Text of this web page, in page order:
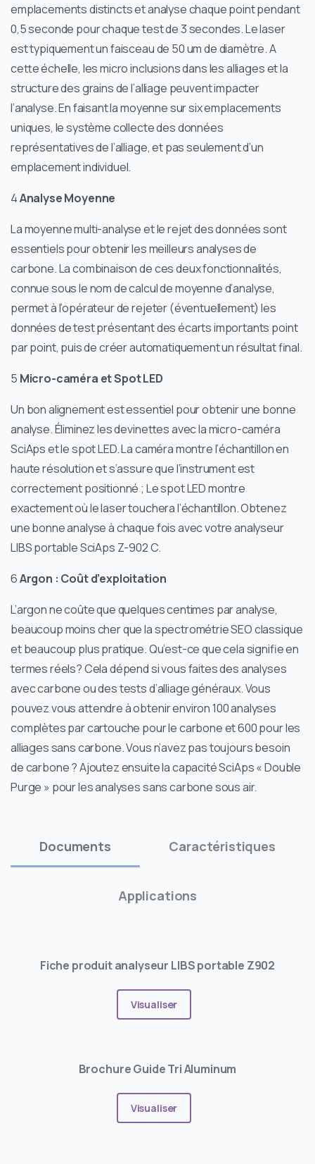
emplacements distincts et analyse chaque point pendant
0,5 seconde pour chaque test de 3 secondes. Le laser
est typiquement un faisceau de 50 um de diamètre. A
cette échelle, les micro inclusions dans les alliages et la
structure des grains de l’alliage peuvent impacter
l’analyse. En faisant la moyenne sur six emplacements
uniques, le système collecte des données
représentatives de l’alliage, et pas seulement d’un
emplacement individuel.
4Analyse Moyenne
La moyenne multi-analyse et le rejet des données sont
essentiels pour obtenir les meilleurs analyses de
carbone. La combinaison de ces deux fonctionnalités,
connue sous le nom de calcul de moyenne d’analyse,
permet à l’opérateur de rejeter (éventuellement) les
données de test présentant des écarts importants point
par point, puis de créer automatiquement un résultat final.
5 Micro-caméra et Spot LED
Un bon alignement est essentiel pour obtenir une bonne
analyse. Éliminez les devinettes avec la micro-caméra
SciAps et le spot LED. La caméra montre l’échantillon en
haute résolution et s’assure que l’instrument est
correctement positionné ; Le spot LED montre
exactement où le laser touchera l’échantillon. Obtenez
une bonne analyse à chaque fois avec votre analyseur
LIBS portable SciAps Z-902 C.
6Argon : Coût d’exploitation
L’argon ne coûte que quelques centimes par analyse,
beaucoup moins cher que la spectrométrie SEO classique
et beaucoup plus pratique. Qu’est-ce que cela signifie en
termes réels? Cela dépend si vous faites des analyses
avec carbone ou des tests d’alliage généraux. Vous
pouvez vous attendre à obtenir environ 100 analyses
complètes par cartouche pour le carbone et 600 pour les
alliages sans carbone. Vous n’avez pas toujours besoin
de carbone ? Ajoutez ensuite la capacité SciAps « Double
Purge » pour les analyses sans carbone sous air.
Documents Caractéristiques
Applications
Fiche produit analyseur LIBS portable Z902
Visualiser
Brochure Guide Tri Aluminum
Visualiser